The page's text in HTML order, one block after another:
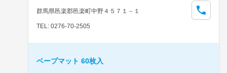
群馬県邑楽郡邑楽町中野４５７１－１
TEL: 0276-70-2505
ベープマット 60枚入